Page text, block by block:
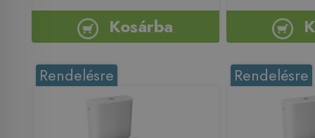
Kosárba
Rendelésre Rendelésre